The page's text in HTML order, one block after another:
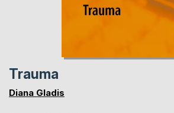
Trauma
Diana Gladis